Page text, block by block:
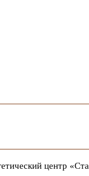
центр